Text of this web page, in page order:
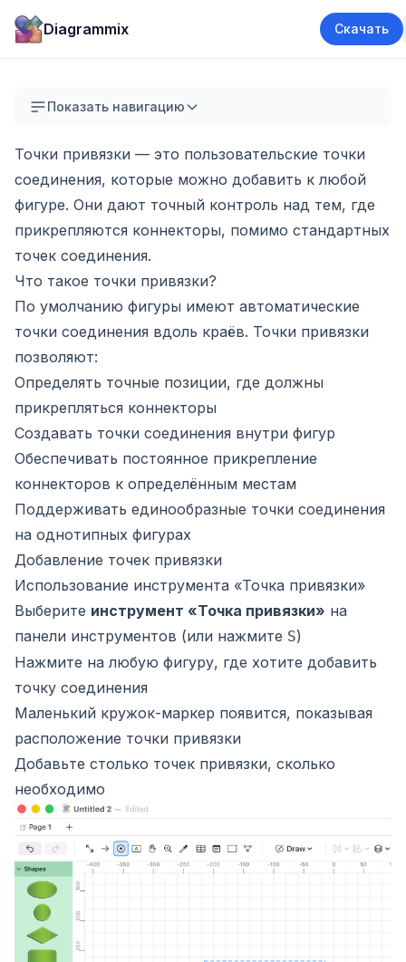
Diagrammix Скачать
Показать навигацию
Точки привязки — это пользовательские точки
соединения, которые можно добавить к любой
фигуре. Они дают точный контроль над тем, где
прикрепляются коннекторы, помимо стандартных
точек соединения.
Что такое точки привязки?
По умолчанию фигуры имеют автоматические
точки соединения вдоль краёв. Точки привязки
позволяют:
Определять точные позиции, где должны
прикрепляться коннекторы
Создавать точки соединения внутри фигур
Обеспечивать постоянное прикрепление
коннекторов к определённым местам
Поддерживать единообразные точки соединения
на однотипных фигурах
Добавление точек привязки
Использование инструмента «Точка привязки»
Выберите инструмент «Точка привязки» на
панели инструментов (или нажмите S)
Нажмите на любую фигуру, где хотите добавить
точку соединения
Маленький кружок-маркер появится, показывая
расположение точки привязки
Добавьте столько точек привязки, сколько
необходимо